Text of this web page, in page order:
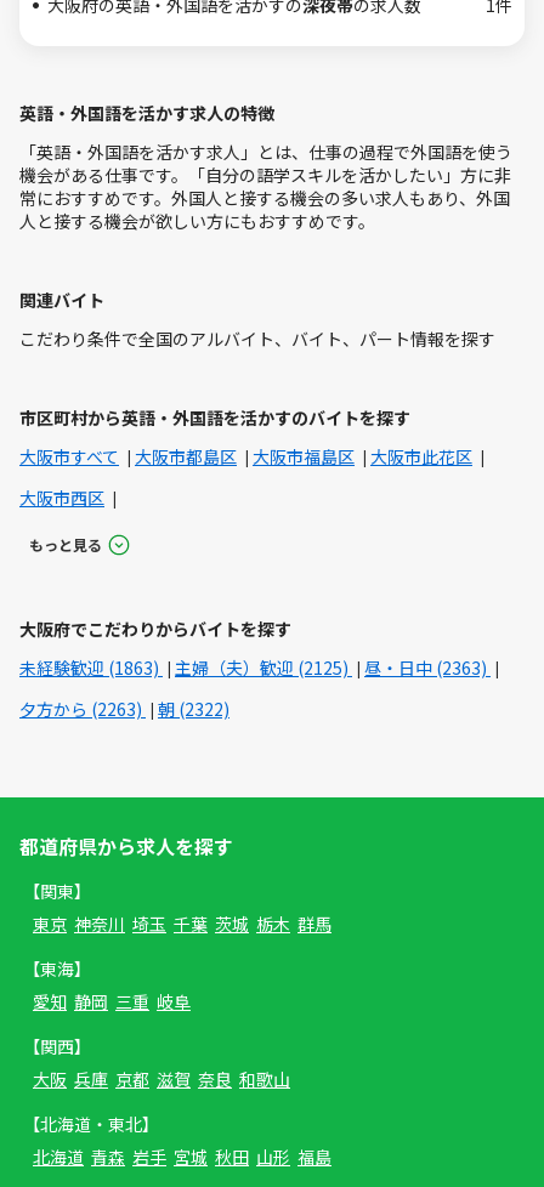
英語・外国語を活かす求人の特徴
「英語・外国語を活かす求人」とは、仕事の過程で外国語を使う
機会がある仕事です。「自分の語学スキルを活かしたい」方に非
常におすすめです。外国人と接する機会の多い求人もあり、外国
人と接する機会が欲しい方にもおすすめです。
関連バイト
こだわり条件で全国のアルバイト、バイト、パート情報を探す
市区町村から英語・外国語を活かすのバイトを探す
大阪市すべて
大阪市都島区 大阪市福島区
大阪市此花区
大阪市西区
もっと見る
大阪府でこだわりからバイトを探す
未経験歓迎 (1863)
主婦（夫）歓迎 (2125)
昼・日中 (2363)
夕方から (2263)
朝 (2322)
都道府県から求人を探す
【関東】
東京 神奈川 埼玉 千葉 茨城 栃木 群馬
【東海】
愛知 静岡 三重 岐阜
【関西】
大阪 兵庫 京都 滋賀 奈良 和歌山
【北海道・東北】
北海道 青森 岩手 宮城 秋田 山形 福島